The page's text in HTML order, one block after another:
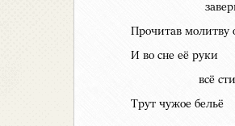
завершив
Прочитав молитву
И во сне её руки
всё
Трут чужое бельё